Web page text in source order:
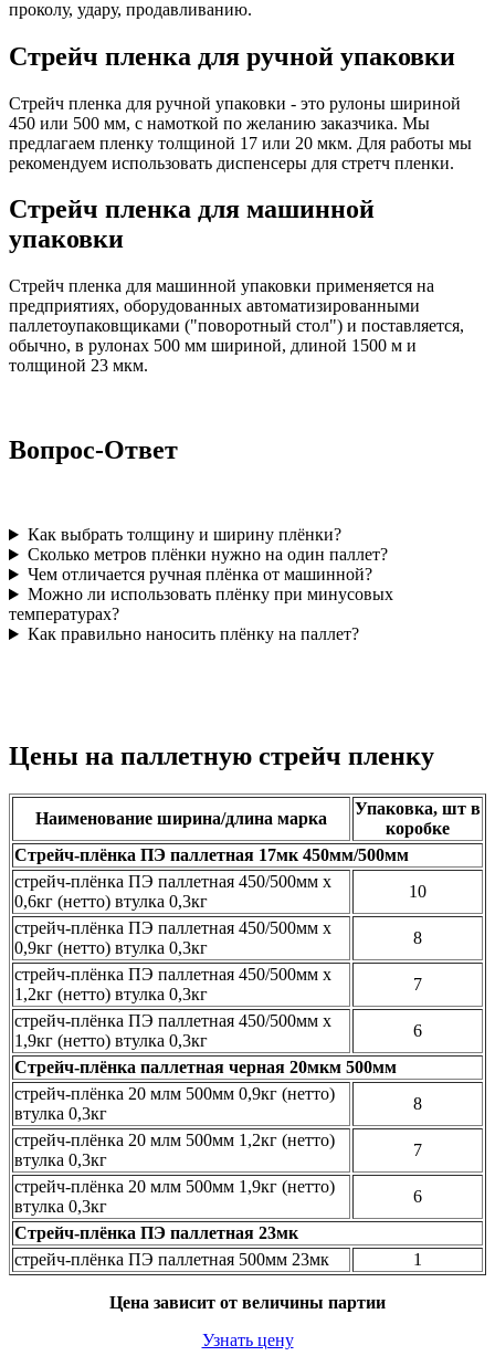
проколу, удару, продавливанию.
Стрейч пленка для ручной упаковки
Стрейч пленка для ручной упаковки - это рулоны шириной
450 или 500 мм, с намоткой по желанию заказчика. Мы
предлагаем пленку толщиной 17 или 20 мкм. Для работы мы
рекомендуем использовать диспенсеры для стретч пленки.
Стрейч пленка для машинной
упаковки
Стрейч пленка для машинной упаковки применяется на
предприятиях, оборудованных автоматизированными
паллетоупаковщиками ("поворотный стол") и поставляется,
обычно, в рулонах 500 мм шириной, длиной 1500 м и
толщиной 23 мкм.
Вопрос-Ответ
Как выбрать толщину и ширину плёнки?
Сколько метров плёнки нужно на один паллет?
Чем отличается ручная плёнка от машинной?
Можно ли использовать плёнку при минусовых
температурах?
Как правильно наносить плёнку на паллет?
Цены на паллетную стрейч пленку
Наименование ширина/длина марка
Упаковка, шт в
коробке
Стрейч-плёнка ПЭ паллетная 17мк 450мм/500мм
стрейч-плёнка ПЭ паллетная 450/500мм х
0,6кг (нетто) втулка 0,3кг
10
стрейч-плёнка ПЭ паллетная 450/500мм х
0,9кг (нетто) втулка 0,3кг
8
стрейч-плёнка ПЭ паллетная 450/500мм х
1,2кг (нетто) втулка 0,3кг
7
стрейч-плёнка ПЭ паллетная 450/500мм х
1,9кг (нетто) втулка 0,3кг
6
Стрейч-плёнка паллетная черная 20мкм 500мм
стрейч-плёнка 20 млм 500мм 0,9кг (нетто)
втулка 0,3кг
8
стрейч-плёнка 20 млм 500мм 1,2кг (нетто)
втулка 0,3кг
7
стрейч-плёнка 20 млм 500мм 1,9кг (нетто)
втулка 0,3кг
6
Стрейч-плёнка ПЭ паллетная 23мк
стрейч-плёнка ПЭ паллетная 500мм 23мк
1
Цена зависит от величины партии
Узнать цену